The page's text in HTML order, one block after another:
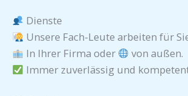
Dienste
Unsere Fach-Leute arbeiten für
In Ihrer Firma oder
von außen.
Immer zuverlässig und